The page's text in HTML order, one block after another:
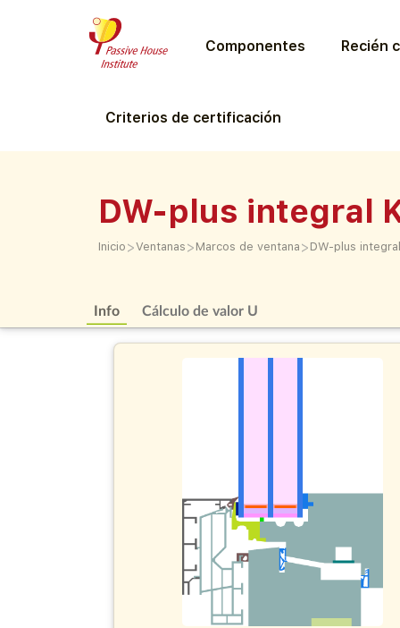
Componentes Recién
Criterios de certificación
DW-plus integral
Inicio >Ventanas > Marcos de ventana > DW-plus
Info Cálculo de valor U